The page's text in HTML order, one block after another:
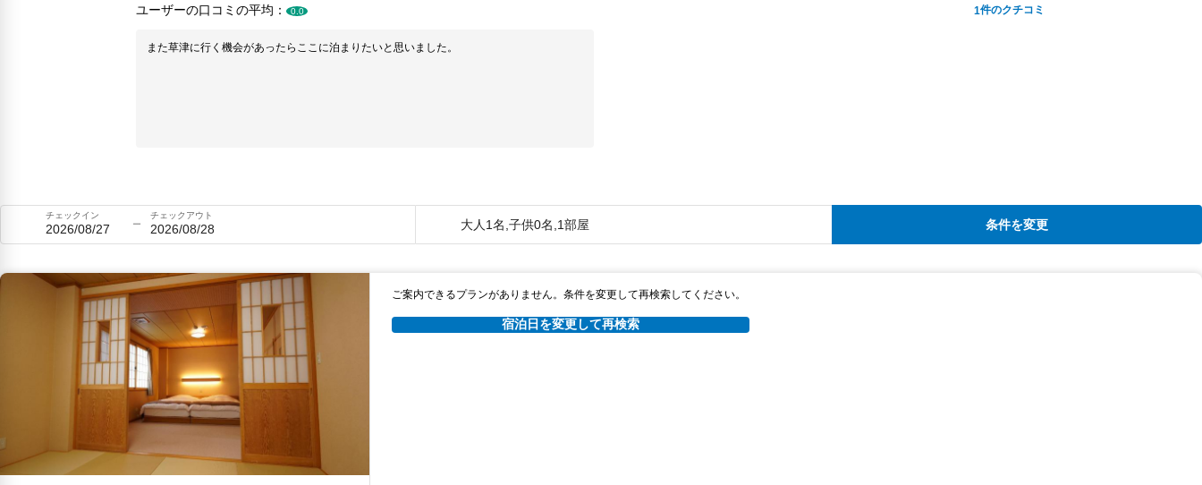
ユーザーの口コミの平均： 0.0 1件のクチコミ
また草津に行く機会があったらここに泊まりたいと思いました。
チェックイン
2026/08/27
チェックアウト
2026/08/28 大人1名,子供0名,1部屋 条件を変更
ご案内できるプランがありません。条件を変更して再検索してください。
宿泊日を変更して再検索